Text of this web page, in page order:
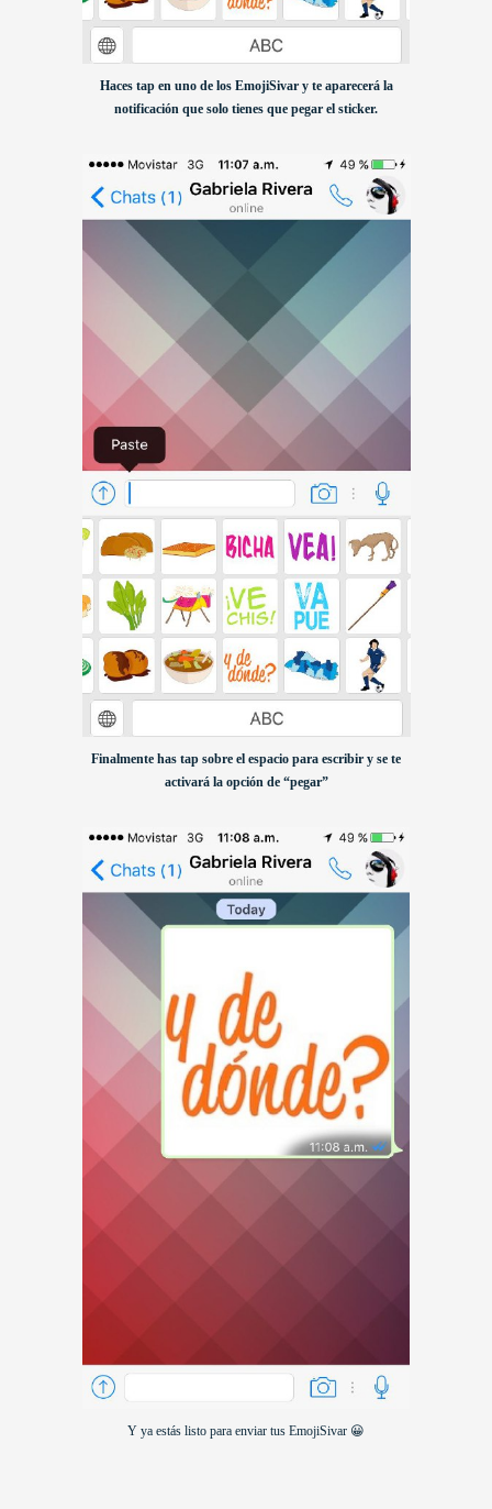
Haces tap en uno de los EmojiSivar y te aparecerá la
notificación que solo tienes que pegar el sticker.
Finalmente has tap sobre el espacio para escribir y se te
activará la opción de “pegar”
Y ya estás listo para enviar tus EmojiSivar 😀